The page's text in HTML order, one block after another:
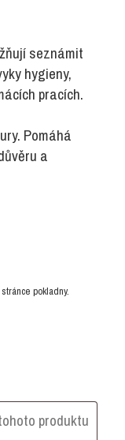
seznámit
hygieny,
pracích.
Pomáhá
a
pokladny.